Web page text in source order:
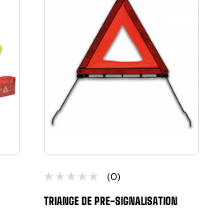
(0)
TRIANGE DE PRE-SIGNALISATION